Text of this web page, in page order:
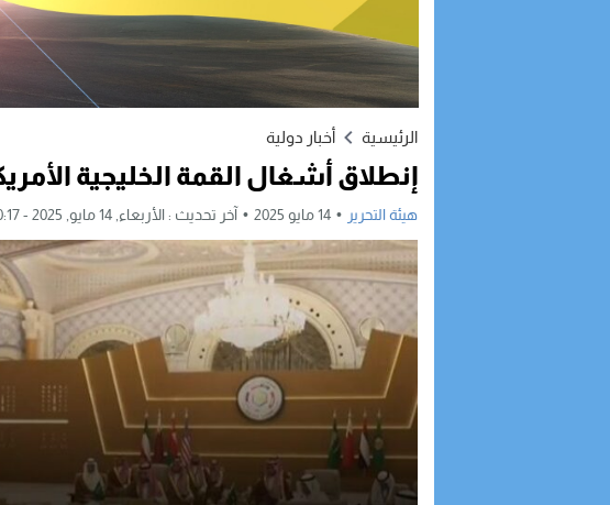
الرئيسية أخبار دولية
إنطلاق أشغال القمة الخليجية
هيئة التحرير 14 مايو 2025 آخر تحديث : الأربعاء, 14 مايو, 2025 - 10:17 صباحًا